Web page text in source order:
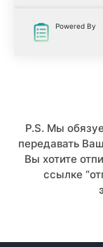
P.S. Мы
передавать
Вы хотите
ссылке